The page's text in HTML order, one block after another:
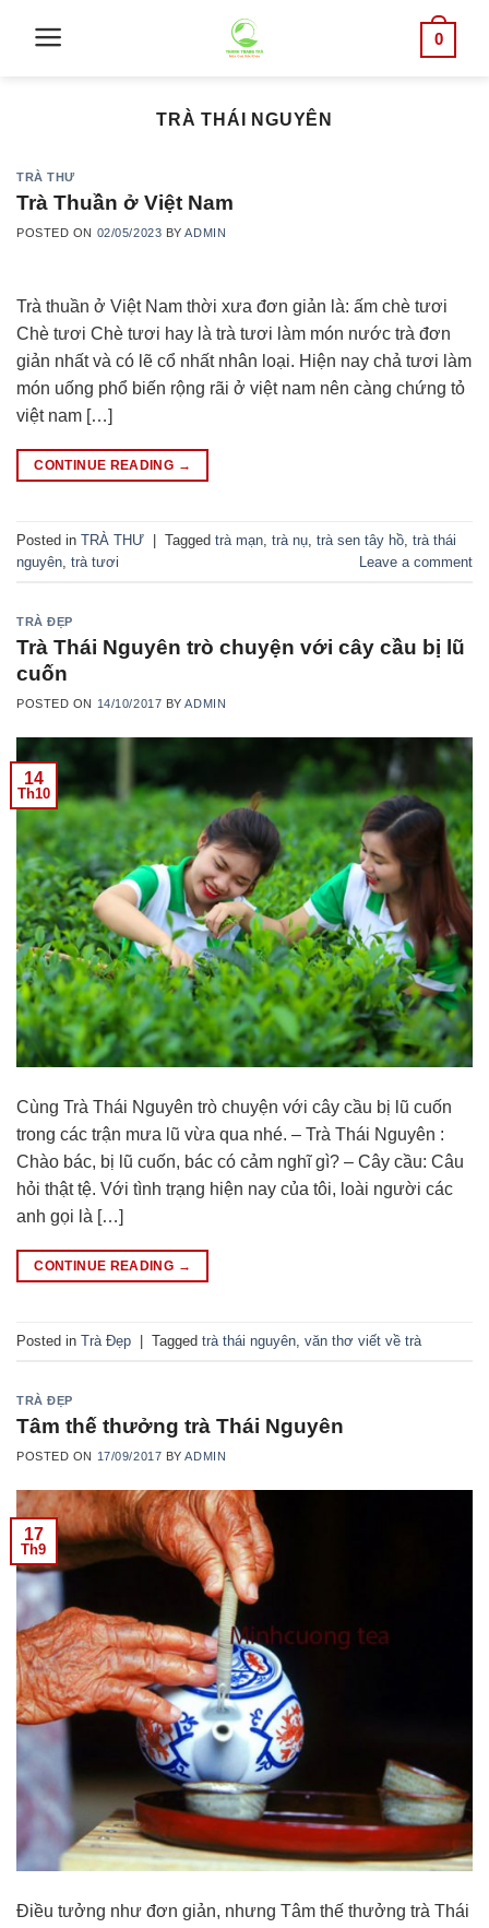
0
TRÀ THÁI NGUYÊN
TRÀ THƯ
Trà Thuần ở Việt Nam
POSTED ON 02/05/2023 BYADMIN
Trà thuần ở Việt Nam thời xưa đơn giản là: ấm chè tươi
Chè tươi Chè tươi hay là trà tươi làm món nước trà đơn
giản nhất và có lẽ cổ nhất nhân loại. Hiện nay chả tươi làm
món uống phổ biến rộng rãi ở việt nam nên càng chứng tỏ
việt nam […]
CONTINUE READING →
Posted in TRÀ THƯ | Tagged trà mạn trà nụ trà sen tây hồ trà thái
nguyên trà tươi Leave a comment
TRÀ ĐẸP
Trà Thái Nguyên trò chuyện với cây cầu bị lũ
cuốn
POSTED ON 14/10/2017 BYADMIN
14
Th10
Cùng Trà Thái Nguyên trò chuyện với cây cầu bị lũ cuốn
trong các trận mưa lũ vừa qua nhé. – Trà Thái Nguyên :
Chào bác, bị lũ cuốn, bác có cảm nghĩ gì? – Cây cầu: Câu
hỏi thật tệ. Với tình trạng hiện nay của tôi, loài người các
anh gọi là […]
CONTINUE READING →
Posted in Trà Đẹp | Tagged trà thái nguyên văn thơ viết về trà
TRÀ ĐẸP
Tâm thế thưởng trà Thái Nguyên
POSTED ON 17/09/2017 BYADMIN
17
Th9
Điều tưởng như đơn giản, nhưng Tâm thế thưởng trà Thái